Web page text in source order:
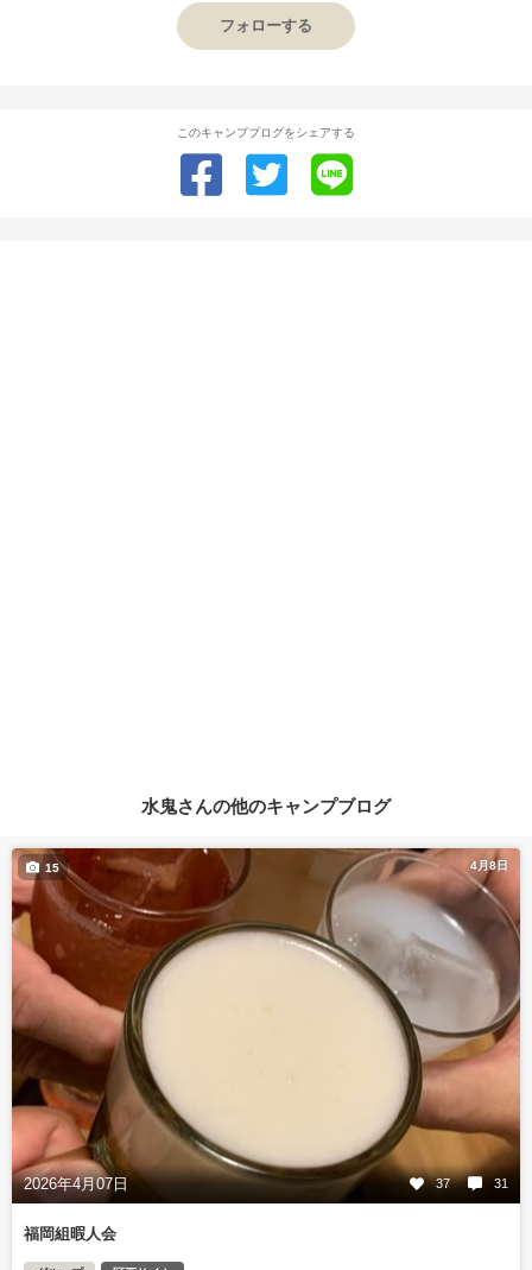
フォローする
このキャンプブログをシェアする
水鬼さんの他のキャンプブログ
4月8日
2026年4月07日 37 31
15
福岡組暇人会